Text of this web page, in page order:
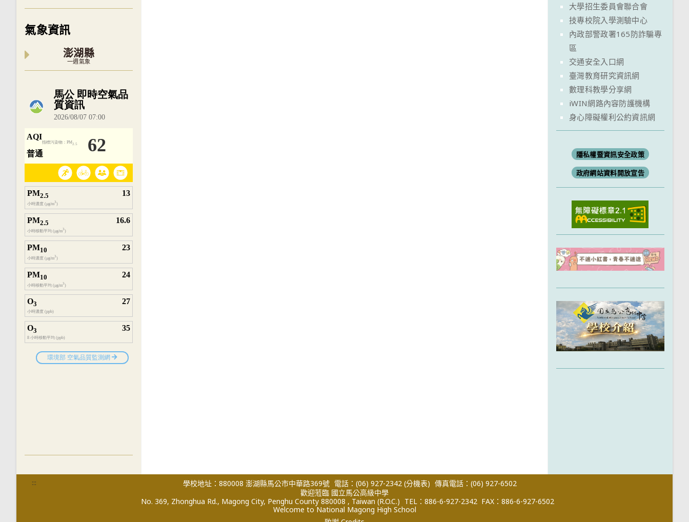
氣象資訊
澎湖縣
一週氣象
內嵌空氣品質小工具為視覺預覽，完整即時空氣品質資料請開啟
大學招生委員會聯合會
技專校院入學測驗中心
內政部警政署165防詐騙專
區
交通安全入口網
臺灣教育研究資訊網
數理科教學分享網
iWIN網路內容防護機構
身心障礙權利公約資訊網
隱私權暨資訊安全政策
政府網站資料開放宣告
::: 學校地址：880008 澎湖縣馬公市中華路369號 電話：(06) 927-2342 (分機表) 傳真電話：(06) 927-6502
歡迎蒞臨 國立馬公高級中學
No. 369, Zhonghua Rd., Magong City, Penghu County 880008 , Taiwan (R.O.C.) TEL：886-6-927-2342 FAX：886-6-927-6502
Welcome to National Magong High School